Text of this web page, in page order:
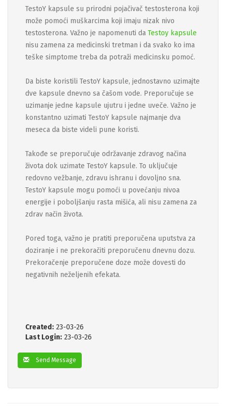
TestoY kapsule su prirodni pojačivač testosterona koji
može pomoći muškarcima koji imaju nizak nivo
testosterona. Važno je napomenuti da Testoy kapsule
nisu zamena za medicinski tretman i da svako ko ima
teške simptome treba da potraži medicinsku pomoć.
Da biste koristili TestoY kapsule, jednostavno uzimajte
dve kapsule dnevno sa čašom vode. Preporučuje se
uzimanje jedne kapsule ujutru i jedne uveče. Važno je
konstantno uzimati TestoY kapsule najmanje dva
meseca da biste videli pune koristi.
Takođe se preporučuje održavanje zdravog načina
života dok uzimate TestoY kapsule. To uključuje
redovno vežbanje, zdravu ishranu i dovoljno sna.
TestoY kapsule mogu pomoći u povećanju nivoa
energije i poboljšanju rasta mišića, ali nisu zamena za
zdrav način života.
Pored toga, važno je pratiti preporučena uputstva za
doziranje i ne prekoračiti preporučenu dnevnu dozu.
Prekoračenje preporučene doze može dovesti do
negativnih neželjenih efekata.
Created: 23-03-26
Last Login: 23-03-26
Send Message